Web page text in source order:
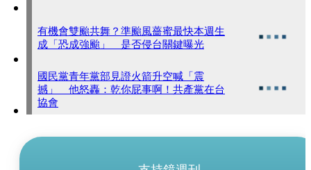
有機會雙颱共舞？準颱風薔蜜最快本週生
成「恐成強颱」 是否侵台關鍵曝光
國民黨青年黨部見證火箭升空喊「震
撼」 他怒轟：乾你屁事啊！共產黨在台
協會